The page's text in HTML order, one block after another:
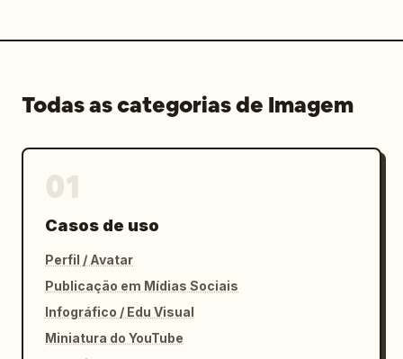
Todas as categorias de Imagem
Casos de uso
Perfil / Avatar
Publicação em Mídias Sociais
Infográfico / Edu Visual
Miniatura do YouTube